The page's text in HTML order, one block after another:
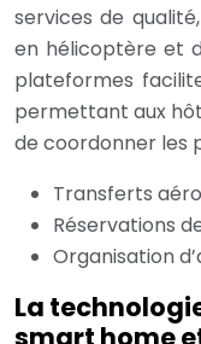
services de
en hélicoptère et
plateformes
permettant aux
de coordonner les
Transferts
Réservations
Organisation
La
smart home